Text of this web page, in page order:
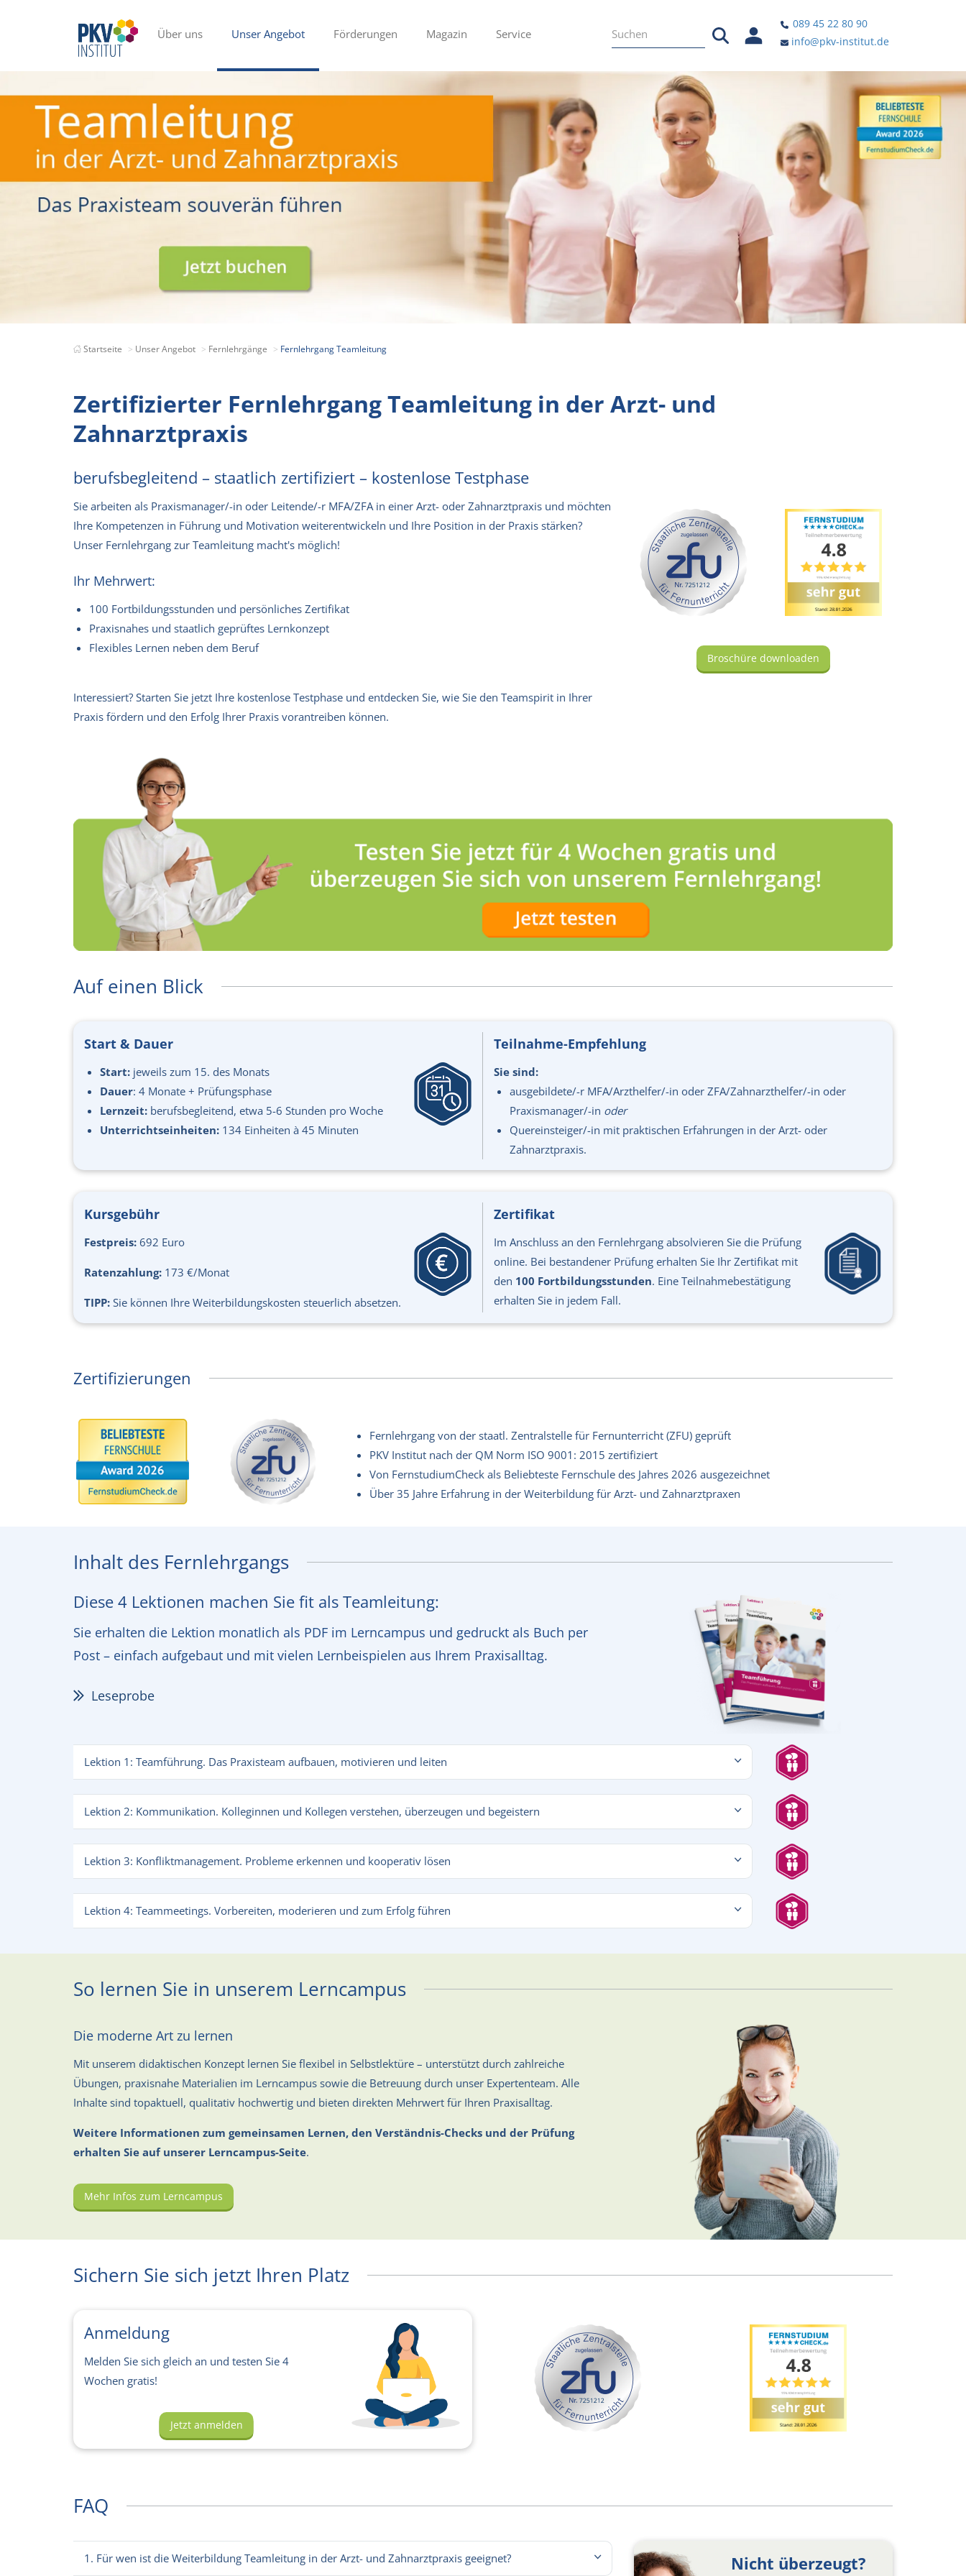
Über uns Unser Angebot Förderungen Magazin Service
089 45 22 80 90
info@pkv-institut.de
Startseite Unser Angebot Fernlehrgänge Fernlehrgang Teamleitung
Zertifizierter Fernlehrgang Teamleitung in der Arzt- und
Zahnarztpraxis
berufsbegleitend – staatlich zertifiziert – kostenlose Testphase
Sie arbeiten als Praxismanager/-in oder Leitende/-r MFA/ZFA in einer Arzt- oder Zahnarztpraxis und möchten
Ihre Kompetenzen in Führung und Motivation weiterentwickeln und Ihre Position in der Praxis stärken?
Unser Fernlehrgang zur Teamleitung macht's möglich!
Ihr Mehrwert:
100 Fortbildungsstunden und persönliches Zertifikat
Praxisnahes und staatlich geprüftes Lernkonzept
Flexibles Lernen neben dem Beruf
Interessiert? Starten Sie jetzt Ihre kostenlose Testphase und entdecken Sie, wie Sie den Teamspirit in Ihrer
Praxis fördern und den Erfolg Ihrer Praxis vorantreiben können.
Broschüre downloaden
Auf einen Blick
Start & Dauer
Start: jeweils zum 15. des Monats
Dauer: 4 Monate + Prü­fungs­phase
Lern­zeit: berufs­begleitend, etwa 5-6 Stunden pro Woche
Unterrichtseinheiten: 134 Einheiten à 45 Minuten
Teilnahme-Empfehlung
Sie sind:
ausgebildete/-r MFA/Arzthelfer/-in oder ZFA/Zahnarzthelfer/-in oder
Praxismanager/-in oder
Quereinsteiger/-in mit praktischen Erfahrungen in der Arzt- oder
Zahnarztpraxis.
Kursgebühr
Festpreis: 692 Euro
Ratenzahlung: 173 €/Monat
TIPP: Sie können Ihre Weiterbildungskosten steuerlich absetzen.
Zertifikat
Im Anschluss an den Fernlehrgang absolvieren Sie die Prüfung
online. Bei bestandener Prüfung erhalten Sie Ihr Zertifikat mit
den 100 Fortbildungsstunden. Eine Teil­nahme­bestä­tigung
erhalten Sie in jedem Fall.
Zertifizierungen
Fernlehrgang von der staatl. Zentralstelle für Fernunterricht (ZFU) geprüft
PKV Institut nach der QM Norm ISO 9001: 2015 zertifiziert
Von FernstudiumCheck als Beliebteste Fernschule des Jahres 2026 ausgezeichnet
Über 35 Jahre Erfahrung in der Weiterbildung für Arzt- und Zahnarztpraxen
Inhalt des Fernlehrgangs
Diese 4 Lektionen machen Sie fit als Teamleitung:
Sie erhalten die Lektion monatlich als PDF im Lerncampus und gedruckt als Buch per
Post – einfach aufgebaut und mit vielen Lernbeispielen aus Ihrem Praxisalltag.
Leseprobe
Lektion 1: Teamführung. Das Praxisteam aufbauen, motivieren und leiten
Lektion 2: Kommunikation. Kolleginnen und Kollegen verstehen, überzeugen und begeistern
Lektion 3: Konfliktmanagement. Probleme erkennen und kooperativ lösen
Lektion 4: Teammeetings. Vorbereiten, moderieren und zum Erfolg führen
So lernen Sie in unserem Lerncampus
Die moderne Art zu lernen
Mit unserem didaktischen Konzept lernen Sie flexibel in Selbstlektüre – unterstützt durch zahlreiche
Übungen, praxisnahe Materialien im Lerncampus sowie die Betreuung durch unser Expertenteam. Alle
Inhalte sind topaktuell, qualitativ hochwertig und bieten direkten Mehrwert für Ihren Praxisalltag.
Weitere Informationen zum gemeinsamen Lernen, den Verständnis-Checks und der Prüfung
erhalten Sie auf unserer Lerncampus-Seite.
Mehr Infos zum Lerncampus
Sichern Sie sich jetzt Ihren Platz
Anmeldung
Melden Sie sich gleich an und testen Sie 4
Wochen gratis!
Jetzt anmelden
FAQ
1. Für wen ist die Weiterbildung Teamleitung in der Arzt- und Zahnarztpraxis geeignet? Nicht überzeugt?